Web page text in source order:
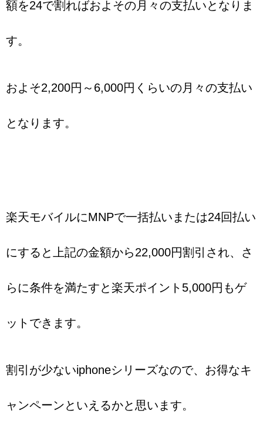
額を24で割ればおよその月々の支払いとなりま
す。
およそ2,200円～6,000円くらいの月々の支払い
となります。
楽天モバイルにMNPで一括払いまたは24回払い
にすると上記の金額から22,000円割引され、さ
らに条件を満たすと楽天ポイント5,000円もゲ
ットできます。
割引が少ないiphoneシリーズなので、お得なキ
ャンペーンといえるかと思います。